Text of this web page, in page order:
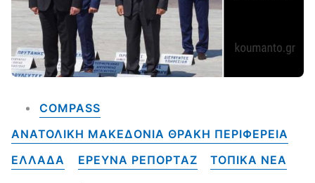
COMPASS
ΑΝΑΤΟΛΙΚΗ ΜΑΚΕΔΟΝΙΑ ΘΡΑΚΗ ΠΕΡΙΦΕΡΕΙΑ
ΕΛΛΑΔΑ
ΕΡΕΥΝΑ ΡΕΠΟΡΤΑΖ ΤΟΠΙΚΑ NEA